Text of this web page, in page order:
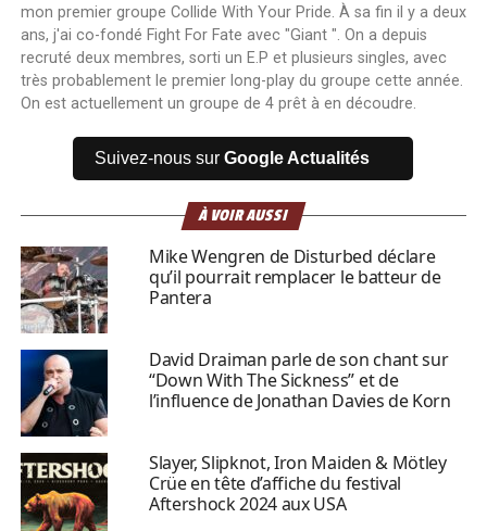
mon premier groupe Collide With Your Pride. À sa fin il y a deux
ans, j'ai co-fondé Fight For Fate avec "Giant ". On a depuis
recruté deux membres, sorti un E.P et plusieurs singles, avec
très probablement le premier long-play du groupe cette année.
On est actuellement un groupe de 4 prêt à en découdre.
Suivez-nous surGoogle Actualités
À VOIR AUSSI
Mike Wengren de Disturbed déclare
qu’il pourrait remplacer le batteur de
Pantera
David Draiman parle de son chant sur
“Down With The Sickness” et de
l’influence de Jonathan Davies de Korn
Slayer, Slipknot, Iron Maiden & Mötley
Crüe en tête d’affiche du festival
Aftershock 2024 aux USA